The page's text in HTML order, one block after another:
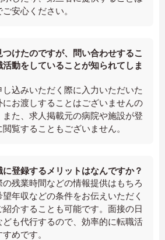
安心ください。
けたのですが、問い合わせするこ
活動をしていることが知られてしま
込みいただく際に入力いただいた
お渡しすることはございませんの
た、求人掲載元の病院や施設が登
覧することもございません。
登録するメリットはなんですか？
残業時間などの情報提供はもちろ
年収などの条件をお伝えいただく
介することも可能です。面接の日
も代行するので、効率的に転職活
めです。